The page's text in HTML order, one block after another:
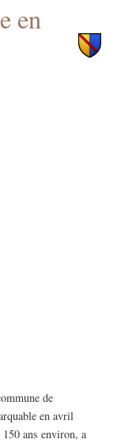
en
de
en avril
ans environ, a